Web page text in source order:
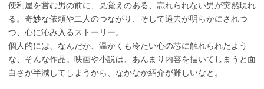
便利屋を営む男の前に、見覚えのある、忘れられない男が突然現れ
る。奇妙な依頼や二人のつながり、そして過去が明らかにされつ
つ、心に沁み入るストーリー。
個人的には、なんだか、温かくも冷たい心の芯に触れられたよう
な、そんな作品。映画や小説は、あんまり内容を描いてしまうと面
白さが半減してしまうから、なかなか紹介が難しいなと。